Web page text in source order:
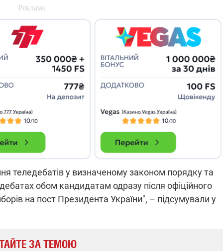
теледебатів у визначеному законом порядку та
обом кандидатам одразу після офіційного
на пост Президента України", – підсумували у
ЗА ТЕМОЮ